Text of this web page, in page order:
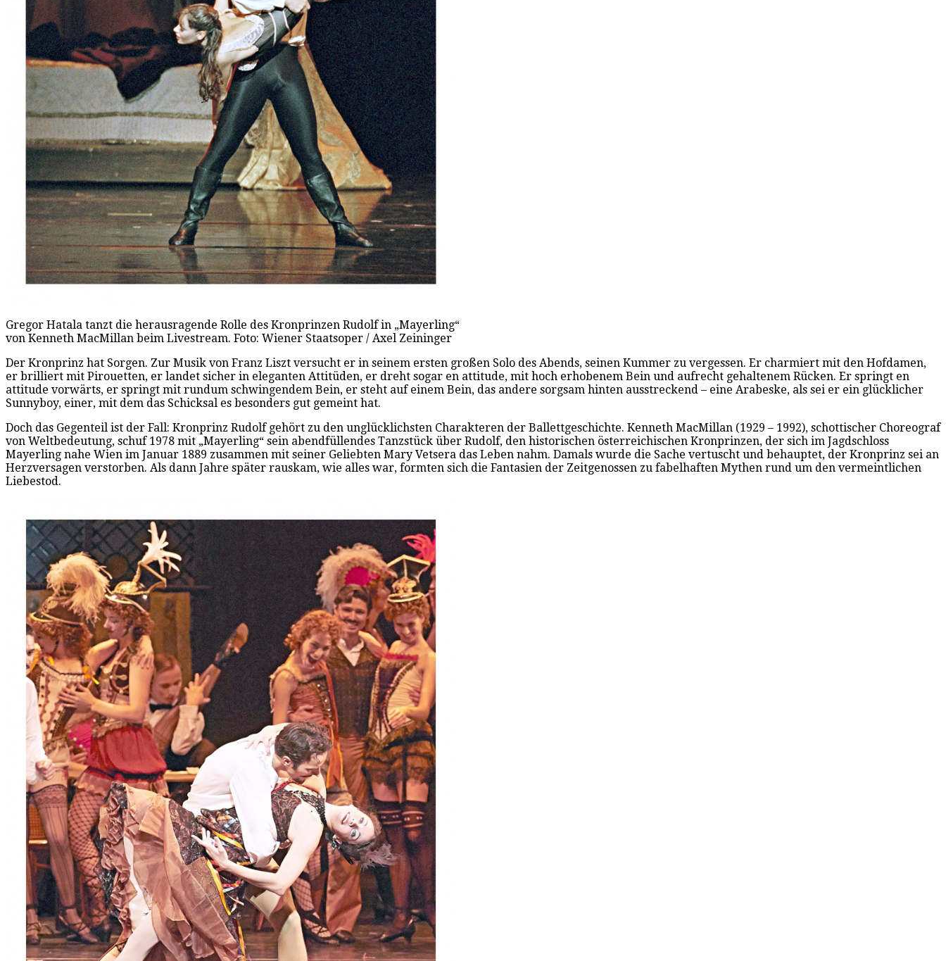
Gregor Hatala tanzt die herausragende Rolle des Kronprinzen Rudolf in „Mayerling“
von Kenneth MacMillan beim Livestream. Foto: Wiener Staatsoper / Axel Zeininger
Der Kronprinz hat Sorgen. Zur Musik von Franz Liszt versucht er in seinem ersten großen Solo des Abends, seinen Kummer zu vergessen. Er charmiert mit den Hofdamen,
er brilliert mit Pirouetten, er landet sicher in eleganten Attitüden, er dreht sogar en attitude, mit hoch erhobenem Bein und aufrecht gehaltenem Rücken. Er springt en
attitude vorwärts, er springt mit rundum schwingendem Bein, er steht auf einem Bein, das andere sorgsam hinten ausstreckend – eine Arabeske, als sei er ein glücklicher
Sunnyboy, einer, mit dem das Schicksal es besonders gut gemeint hat.
Doch das Gegenteil ist der Fall: Kronprinz Rudolf gehört zu den unglücklichsten Charakteren der Ballettgeschichte. Kenneth MacMillan (1929 – 1992), schottischer Choreograf
von Weltbedeutung, schuf 1978 mit „Mayerling“ sein abendfüllendes Tanzstück über Rudolf, den historischen österreichischen Kronprinzen, der sich im Jagdschloss
Mayerling nahe Wien im Januar 1889 zusammen mit seiner Geliebten Mary Vetsera das Leben nahm. Damals wurde die Sache vertuscht und behauptet, der Kronprinz sei an
Herzversagen verstorben. Als dann Jahre später rauskam, wie alles war, formten sich die Fantasien der Zeitgenossen zu fabelhaften Mythen rund um den vermeintlichen
Liebestod.